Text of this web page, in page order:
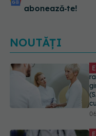
abonează‑te!
NOUTĂȚI